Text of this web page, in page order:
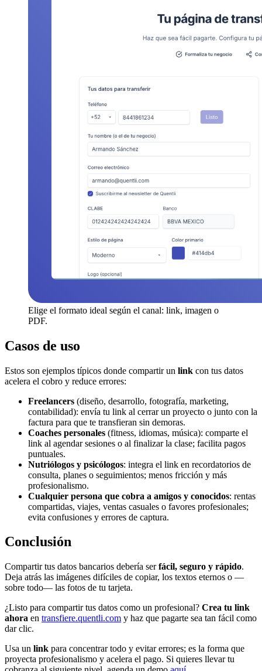
Elige el formato ideal según el canal: link, imagen o
PDF.
Casos de uso
Estos son ejemplos típicos donde compartir un link con tus datos
acelera el cobro y reduce errores:
Freelancers (diseño, desarrollo, fotografía, marketing,
contabilidad): envía tu link al cerrar un proyecto o junto con la
factura para que te transfieran sin demoras.
Coaches personales (fitness, idiomas, música): comparte el
link al agendar sesiones o al finalizar la clase; facilita pagos
puntuales.
Nutriólogos y psicólogos: integra el link en recordatorios de
consulta, planes o seguimientos; menos fricción y más
profesionalismo.
Cualquier persona que cobra a amigos y conocidos: rentas
compartidas, viajes, ventas casuales o favores profesionales;
evita confusiones y errores de captura.
Conclusión
Compartir tus datos bancarios debería serfácil, seguro y rápido.
Deja atrás las imágenes difíciles de copiar, los textos eternos o —
sobre todo— las fotos de tu tarjeta.
¿Listo para compartir tus datos como un profesional? Crea tu link
ahora en transfiere.quentli.com y haz que pagarte sea tan fácil como
dar clic.
Usa un link para concentrar todo y evitar errores; es la forma que
proyecta profesionalismo y acelera el pago. Si quieres llevar tu